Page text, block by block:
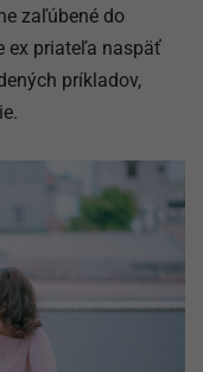
zaľúbené do
ex priateľa naspäť
príkladov,